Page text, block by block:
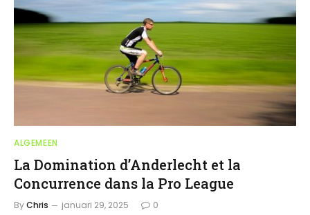
ALGEMEEN
La Domination d’Anderlecht et la
Concurrence dans la Pro League
ByChris januari 29, 2025 0